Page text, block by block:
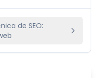
de SEO: